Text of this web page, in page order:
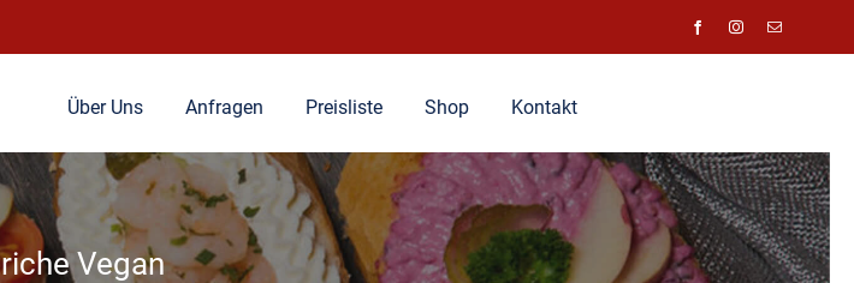
Über Uns Anfragen Preisliste Shop Kontakt
Vegan